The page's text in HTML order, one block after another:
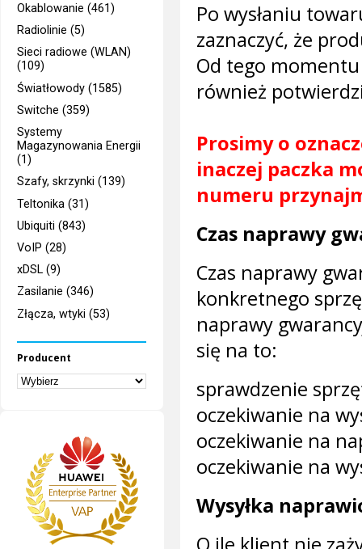
Okablowanie (461)
Radiolinie (5)
Sieci radiowe (WLAN)
(109)
Światłowody (1585)
Switche (359)
Systemy
Magazynowania Energii
(1)
Szafy, skrzynki (139)
Teltonika (31)
Ubiquiti (843)
VoIP (28)
xDSL (9)
Zasilanie (346)
Złącza, wtyki (53)
Producent
Po wysłaniu
zaznaczyć, że
Od tego
również
Prosimy o
inaczej paczka
numeru
Czas naprawy
Czas naprawy
konkretnego
naprawy
się na to:
sprawdzenie
oczekiwanie na
oczekiwanie na
oczekiwanie na
Wysyłka